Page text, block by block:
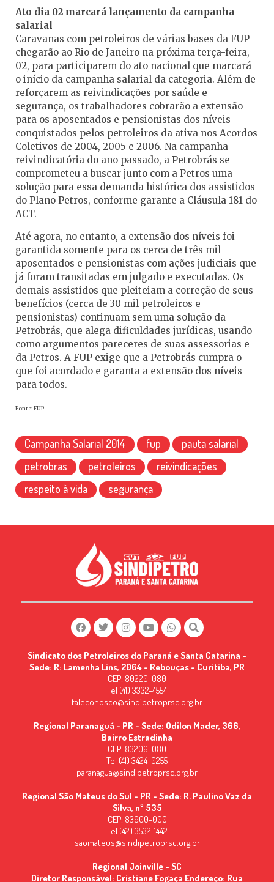
Ato dia 02 marcará lançamento da campanha
salarial
Caravanas com petroleiros de várias bases da FUP
chegarão ao Rio de Janeiro na próxima terça-feira,
02, para participarem do ato nacional que marcará
o início da campanha salarial da categoria. Além de
reforçarem as reivindicações por saúde e
segurança, os trabalhadores cobrarão a extensão
para os aposentados e pensionistas dos níveis
conquistados pelos petroleiros da ativa nos Acordos
Coletivos de 2004, 2005 e 2006. Na campanha
reivindicatória do ano passado, a Petrobrás se
comprometeu a buscar junto com a Petros uma
solução para essa demanda histórica dos assistidos
do Plano Petros, conforme garante a Cláusula 181 do
ACT.
Até agora, no entanto, a extensão dos níveis foi
garantida somente para os cerca de três mil
aposentados e pensionistas com ações judiciais que
já foram transitadas em julgado e executadas. Os
demais assistidos que pleiteiam a correção de seus
benefícios (cerca de 30 mil petroleiros e
pensionistas) continuam sem uma solução da
Petrobrás, que alega dificuldades jurídicas, usando
como argumentos pareceres de suas assessorias e
da Petros. A FUP exige que a Petrobrás cumpra o
que foi acordado e garanta a extensão dos níveis
para todos.
Fonte: FUP
Campanha Salarial 2014 fup
pauta salarial
petrobras
petroleiros
reivindicações
respeito à vida
segurança
Sindicato dos Petroleiros do Paraná e Santa Catarina -
Sede: R: Lamenha Lins, 2064 - Rebouças - Curitiba, PR
CEP: 80220-080
Tel (41) 3332-4554
faleconosco@sindipetroprsc.org.br
Regional Paranaguá - PR - Sede: Odilon Mader, 366,
Bairro Estradinha
CEP: 83206-080
Tel (41) 3424-0255
paranagua@sindipetroprsc.org.br
Regional São Mateus do Sul - PR - Sede: R. Paulino Vaz da
Silva, nº 535
CEP: 83900-000
Tel (42) 3532-1442
saomateus@sindipetroprsc.org.br
Regional Joinville - SC
Diretor Responsável: Cristiane Fogaça Endereço: Rua